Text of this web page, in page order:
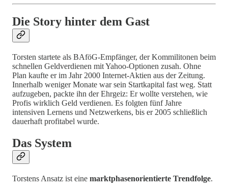
Die Story hinter dem Gast
Torsten startete als BAföG-Empfänger, der Kommilitonen beim
schnellen Geldverdienen mit Yahoo-Optionen zusah. Ohne
Plan kaufte er im Jahr 2000 Internet-Aktien aus der Zeitung.
Innerhalb weniger Monate war sein Startkapital fast weg. Statt
aufzugeben, packte ihn der Ehrgeiz: Er wollte verstehen, wie
Profis wirklich Geld verdienen. Es folgten fünf Jahre
intensiven Lernens und Netzwerkens, bis er 2005 schließlich
dauerhaft profitabel wurde.
Das System
Torstens Ansatz ist eine marktphasenorientierte Trendfolge.